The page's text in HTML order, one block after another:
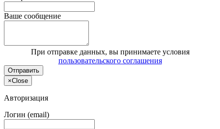
Ваше сообщение
При отправке данных, вы принимаете условия
пользовательского соглашения
Отправить
×Close
Авторизация
Логин (email)